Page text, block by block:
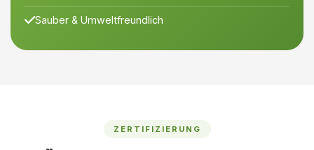
Sauber & Umweltfreundlich
ZERTIFIZIERUNG